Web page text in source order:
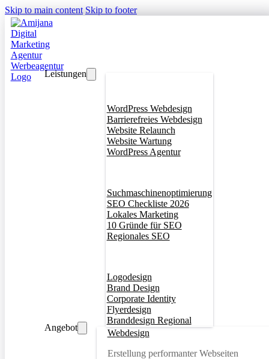
Skip to main content Skip to footer
Leistungen
WordPress Webdesign
Barrierefreies Webdesign
Website Relaunch
Website Wartung
WordPress Agentur
Suchmaschinenoptimierung
SEO Checkliste 2026
Lokales Marketing
10 Gründe für SEO
Regionales SEO
Logodesign
Brand Design
Corporate Identity
Flyerdesign
Branddesign Regional
Angebot
Webdesign
Erstellung performanter Webseiten